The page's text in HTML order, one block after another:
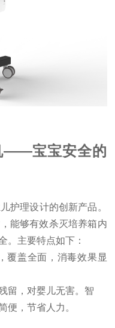
——宝宝安全的
理设计的创新产品。
能够有效杀灭培养箱内
。主要特点如下：
盖全面，消毒效果显
，对婴儿无害。智
，节省人力。